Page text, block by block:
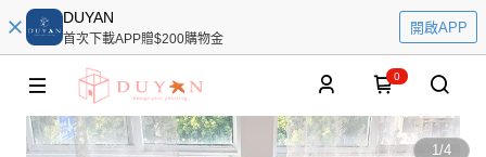
DUYAN
首次下載APP贈$200購物金
開啟APP
0
1/4